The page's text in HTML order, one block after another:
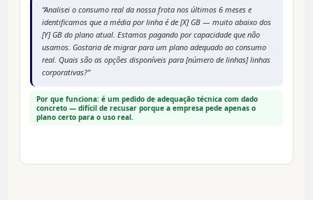
“Analisei o consumo real da nossa frota nos últimos 6 meses e
identificamos que a média por linha é de [X] GB — muito abaixo dos
[Y] GB do plano atual. Estamos pagando por capacidade que não
usamos. Gostaria de migrar para um plano adequado ao consumo
real. Quais são as opções disponíveis para [número de linhas] linhas
corporativas?”
Por que funciona: é um pedido de adequação técnica com dado
concreto — difícil de recusar porque a empresa pede apenas o
plano certo para o uso real.